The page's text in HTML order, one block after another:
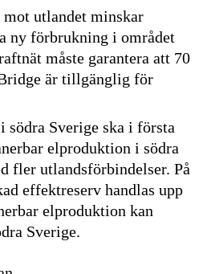
utlandet minskar
ny förbrukning i området
måste garantera att 70
är tillgänglig för
Sverige ska i första
elproduktion i södra
fler utlandsförbindelser. På
effektreserv handlas upp
elproduktion kan
Sverige.